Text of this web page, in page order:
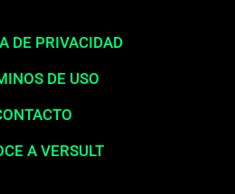
DE PRIVACIDAD
DE USO
A VERSULT